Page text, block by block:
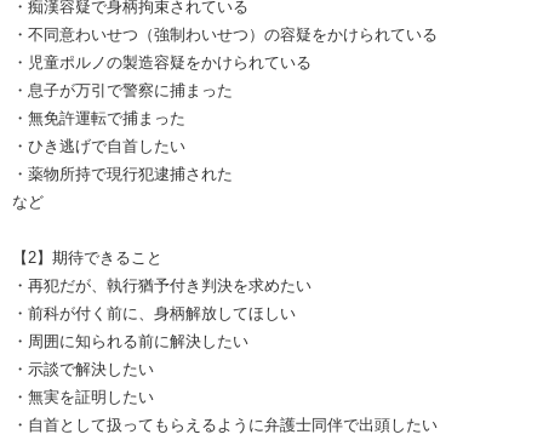
・痴漢容疑で身柄拘束されている
・不同意わいせつ（強制わいせつ）の容疑をかけられている
・児童ポルノの製造容疑をかけられている
・息子が万引で警察に捕まった
・無免許運転で捕まった
・ひき逃げで自首したい
・薬物所持で現行犯逮捕された
など
【2】期待できること
・再犯だが、執行猶予付き判決を求めたい
・前科が付く前に、身柄解放してほしい
・周囲に知られる前に解決したい
・示談で解決したい
・無実を証明したい
・自首として扱ってもらえるように弁護士同伴で出頭したい